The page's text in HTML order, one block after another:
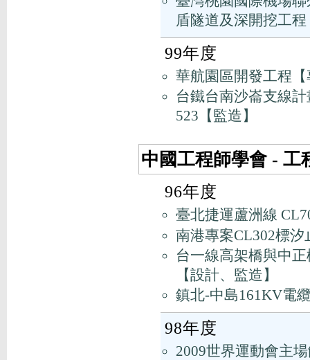
盾隧道及深開挖工
99年度
華航園區開發工程
台鐵台南沙崙支線
523【監造】
中國工程師學會 - 工
96年度
臺北捷運蘆洲線
南港專案CL302標
台一線高架橋與中
【設計、監造】
鎮北-中島161KV電
98年度
2009世界運動會主